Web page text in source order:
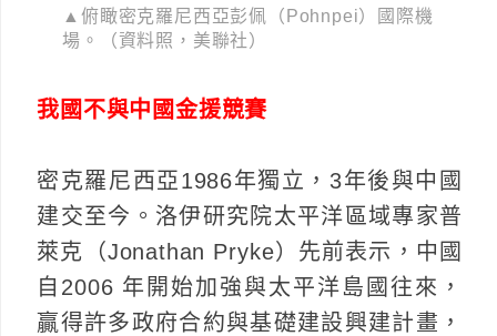
▲俯瞰密克羅尼西亞彭佩（Pohnpei）國際機
場。（資料照，美聯社）
我國不與中國金援競賽
密克羅尼西亞1986年獨立，3年後與中國
建交至今。洛伊研究院太平洋區域專家普
萊克（Jonathan Pryke）先前表示，中國
自2006 年開始加強與太平洋島國往來，
贏得許多政府合約與基礎建設興建計畫，